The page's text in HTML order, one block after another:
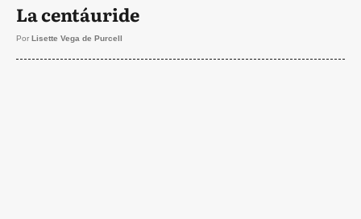
La centáuride
Por Lisette Vega de Purcell